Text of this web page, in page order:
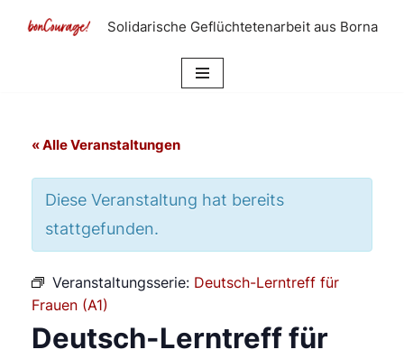
Solidarische Geflüchtetenarbeit aus Borna
« Alle Veranstaltungen
Diese Veranstaltung hat bereits
stattgefunden.
Veranstaltungsserie: Deutsch-Lerntreff für
Frauen (A1)
Deutsch-Lerntreff für